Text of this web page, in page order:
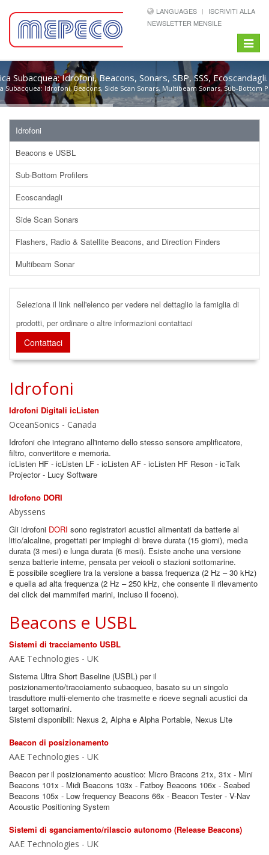
LANGUAGES
ISCRIVITI ALLA
NEWSLETTER MENSILE
Toggle
Subacquea: Idrofoni, Beacons, Sonars, SBP, SSS, Ecoscandagli.
Subacquea: Idrofoni, Beacons, Side Scan Sonars, Multibeam Sonars, Sub-Bottom
Idrofoni
Beacons e USBL
Sub-Bottom Profilers
Ecoscandagli
Side Scan Sonars
Flashers, Radio & Satellite Beacons, and Direction Finders
Multibeam Sonar
Seleziona il link nell'elenco per vedere nel dettaglio la famiglia di
prodotti, per ordinare o altre informazioni contattaci
Contattaci
Idrofoni
Idrofoni Digitali icListen
OceanSonics - Canada
Idrofoni che integrano all'interno dello stesso sensore amplificatore,
filtro, convertitore e memoria.
icListen HF - icListen LF - icListen AF - icListen HF Reson - icTalk
Projector - Lucy Software
Idrofono DORI
Abyssens
Gli idrofoni DORI sono registratori acustici alimentati da batterie al
litio/alcaline, progettati per impieghi di breve durata (15 giorni), media
durata (3 mesi) e lunga durata (6 mesi). Esiste anche una versione
senza batterie interne, pensata per veicoli o stazioni sottomarine.
È possibile scegliere tra la versione a bassa frequenza (2 Hz – 30 kHz)
e quella ad alta frequenza (2 Hz – 250 kHz, che consente il rilevamento
dei click dei mammiferi marini, incluso il foceno).
Beacons e USBL
Sistemi di tracciamento USBL
AAE Technologies - UK
Sistema Ultra Short Baseline (USBL) per il
posizionamento/tracciamento subacqueo, basato su un singolo
trasduttore multi-elemento che trasmette e riceve segnali acustici da
target sottomarini.
Sistemi disponibili: Nexus 2, Alpha e Alpha Portable, Nexus Lite
Beacon di posizionamento
AAE Technologies - UK
Beacon per il posizionamento acustico: Micro Bracons 21x, 31x - Mini
Beacons 101x - Midi Beacons 103x - Fatboy Beacons 106x - Seabed
Beacons 105x - Low frequency Beacons 66x - Beacon Tester - V-Nav
Acoustic Positioning System
Sistemi di sganciamento/rilascio autonomo (Release Beacons)
AAE Technologies - UK